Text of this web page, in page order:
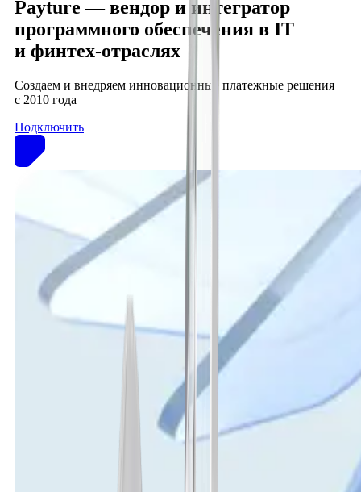
Payture — вендор и интегратор
программного обеспечения в IT
и финтех‑отраслях
Создаем и внедряем инновационные платежные решения
с 2010 года
Подключить